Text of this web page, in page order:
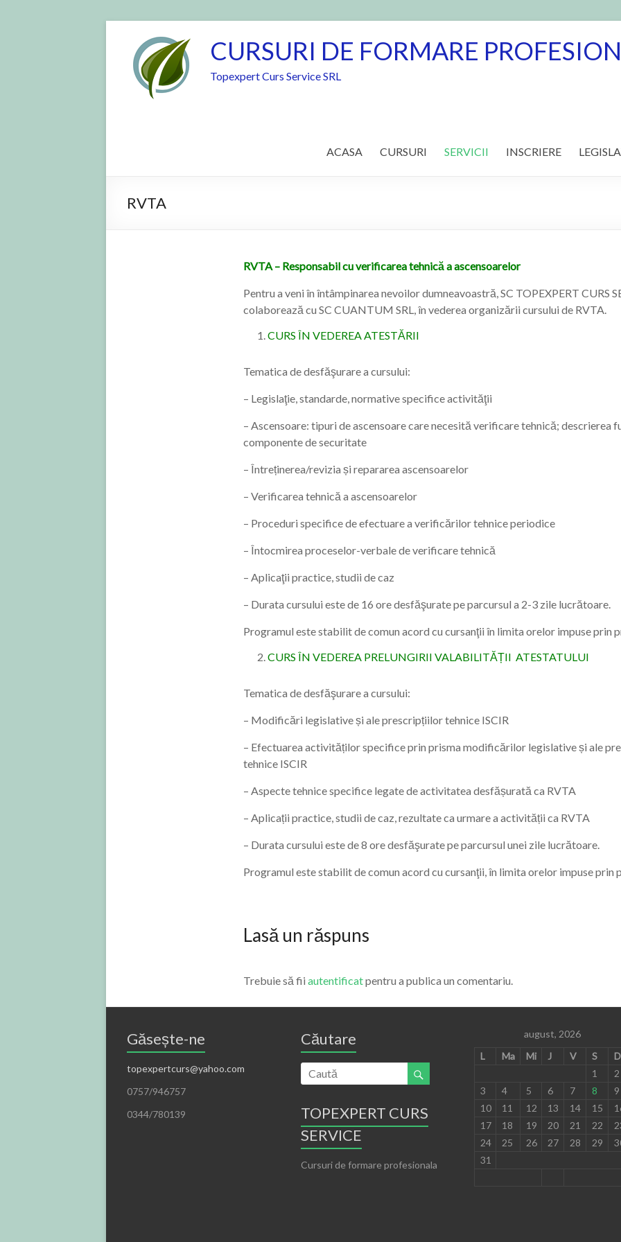
CURSURI DE FORMARE
Topexpert Curs Service SRL
ACASA CURSURI SERVICII INSCRIERE
RVTA
RVTA – Responsabil cu verificarea tehnică a ascensoarelor
Pentru a veni în întâmpinarea nevoilor dumneavoastră, SC TOPEXPERT CURS
colaborează cu SC CUANTUM SRL, în vederea organizării cursului de RVTA.
CURS ÎN VEDEREA ATESTĂRII
Tematica de desfăşurare a cursului:
– Legislaţie, standarde, normative specifice activităţii
– Ascensoare: tipuri de ascensoare care necesită verificare tehnică; descrierea
componente de securitate
– Întreținerea/revizia și repararea ascensoarelor
– Verificarea tehnică a ascensoarelor
– Proceduri specifice de efectuare a verificărilor tehnice periodice
– Întocmirea proceselor-verbale de verificare tehnică
– Aplicaţii practice, studii de caz
– Durata cursului este de 16 ore desfăşurate pe parcursul a 2-3 zile lucrătoare.
Programul este stabilit de comun acord cu cursanţii în limita orelor impuse prin
CURS ÎN VEDEREA PRELUNGIRII VALABILITĂȚII ATESTATULUI
Tematica de desfăşurare a cursului:
– Modificări legislative și ale prescripțiilor tehnice ISCIR
– Efectuarea activităților specifice prin prisma modificărilor legislative și ale
tehnice ISCIR
– Aspecte tehnice specifice legate de activitatea desfășurată ca RVTA
– Aplicații practice, studii de caz, rezultate ca urmare a activității ca RVTA
– Durata cursului este de 8 ore desfăşurate pe parcursul unei zile lucrătoare.
Programul este stabilit de comun acord cu cursanţii, în limita orelor impuse prin
Lasă un răspuns
Trebuie să fiiautentificatpentru a publica un comentariu.
Găsește-ne
topexpertcurs@yahoo.com
0757/946757
0344/780139
Căutare
TOPEXPERT CURS
SERVICE
Cursuri de formare profesionala
august, 2026
L
Ma Mi J V S
D
1
2
3
4 5 6 7 8
9
10
11 12 13 14 15
17
18 19 20 21 22
24
25 26 27 28 29
31